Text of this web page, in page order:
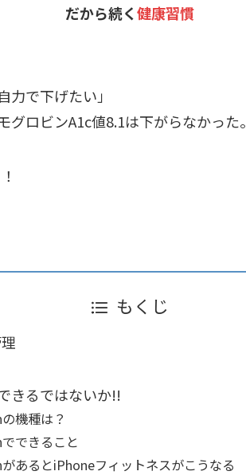
だから続く健康習慣
力で下げたい」
グロビンA1c値8.1は下がらなかった。
もくじ
きるではないか!!
機種は？
できること
あるとiPhoneフィットネスがこうなる